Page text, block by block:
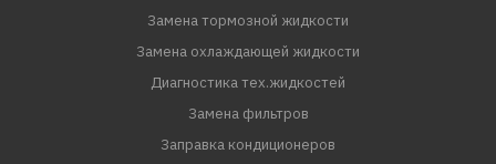
Замена тормозной жидкости
Замена охлаждающей жидкости
Диагностика тех.жидкостей
Замена фильтров
Заправка кондиционеров